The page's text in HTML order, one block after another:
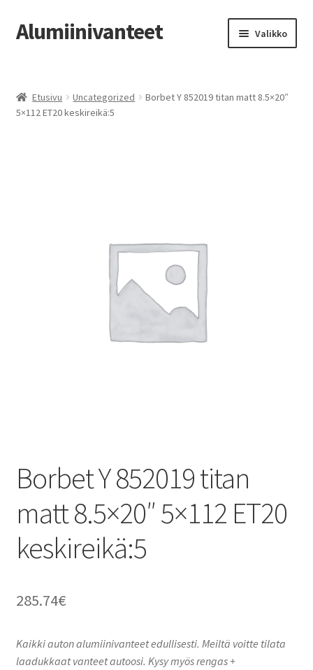
Siirry
navigointiin
Siirry
sisältöön
Alumiinivanteet Valikko
Kauppa
Etusivu Uncategorized
Borbet Y 852019 titan matt 8.5×20″
5×112 ET20 keskireikä:5
Borbet Y 852019 titan
matt 8.5×20″ 5×112 ET20
keskireikä:5
285.74€
Kaikki auton alumiinivanteet edullisesti. Meiltä voitte tilata
laadukkaat vanteet autoosi. Kysy myös rengas +